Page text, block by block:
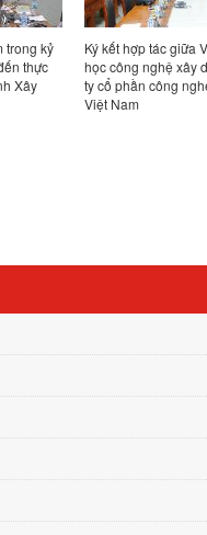
Ký kết hợp tác giữa Viện Khoa
học công nghệ xây dựng và Công
ty cổ phần công nghệ an toàn